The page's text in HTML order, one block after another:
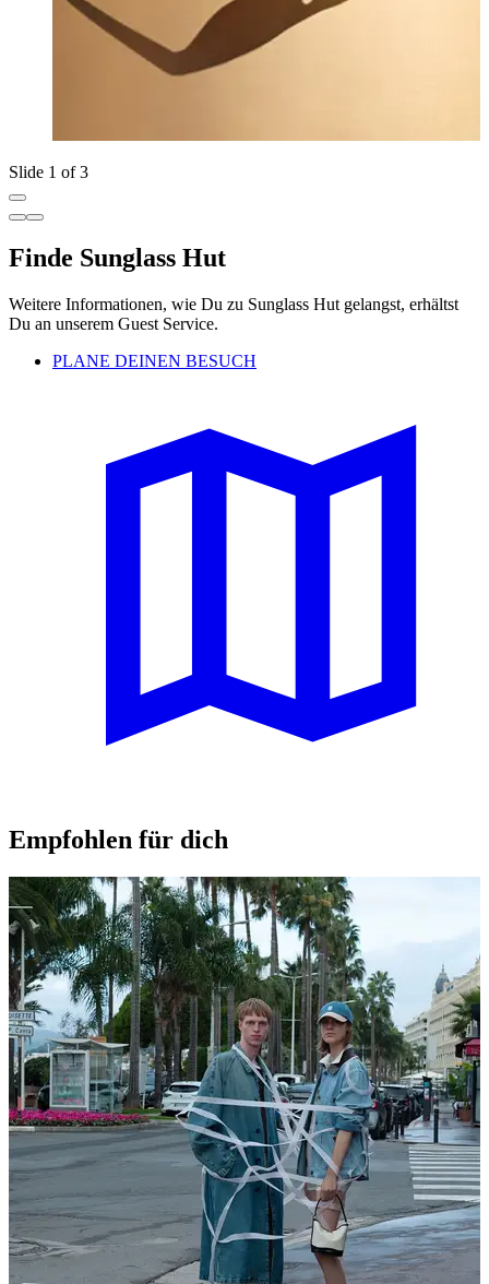
Slide 1 of 3
Finde Sunglass Hut
Weitere Informationen, wie Du zu Sunglass Hut gelangst, erhältst
Du an unserem Guest Service.
PLANE DEINEN BESUCH
Empfohlen für dich